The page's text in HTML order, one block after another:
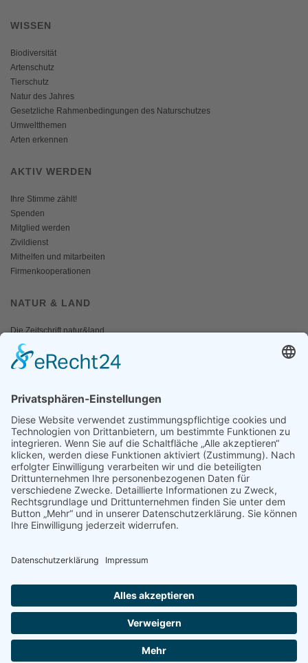
WISSEN
Biodiversität
Artenschutz
Tierschutz
Natur des Jahres
Gesetzliche Rahmenbedingungen des Naturschutzes
Umweltthemen
Arten erkennen
AKTIV WERDEN
Ihre Stimme zählt!
Spenden
Mitglied werden
Zivildienst
Mithelfen und mitarbeiten
Firmenkooperationen
NATUR & LAND
Die Zeitschrift natur&land
Archiv
Mediadaten
Fotos und Logos
Presseaussendungen
Presse
Presseinformationen abonnieren
ÜBER UNS
Naturschutzbund
Naturschutzjugend
Sponsoren & Partner
Impressum